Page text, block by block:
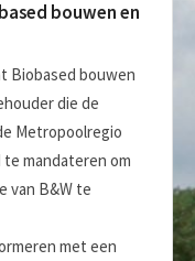
bouwen en
Biobased bouwen
die de
Metropoolregio
te mandateren om
van B&W te
met een